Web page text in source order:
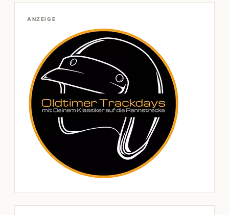
ANZEIGE